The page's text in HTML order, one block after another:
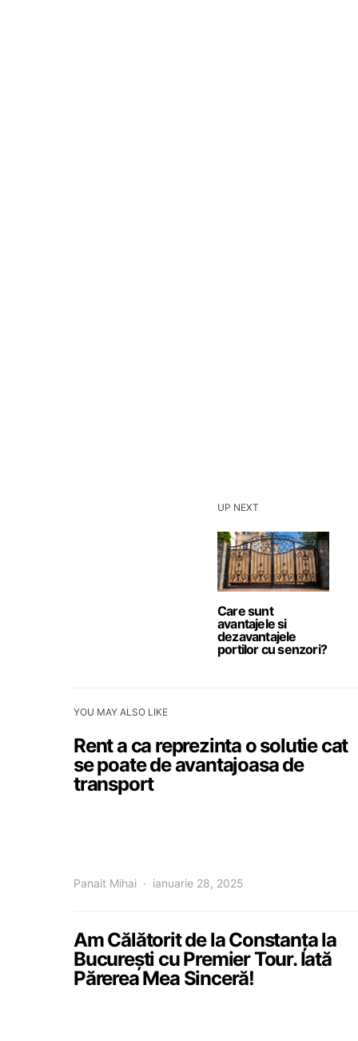
UP NEXT
Care sunt
avantajele si
dezavantajele
portilor cu senzori?
YOU MAY ALSO LIKE
Rent a ca reprezinta o solutie cat
se poate de avantajoasa de
transport
Panait Mihai ianuarie 28, 2025
Am Călătorit de la Constanța la
București cu Premier Tour. Iată
Părerea Mea Sinceră!